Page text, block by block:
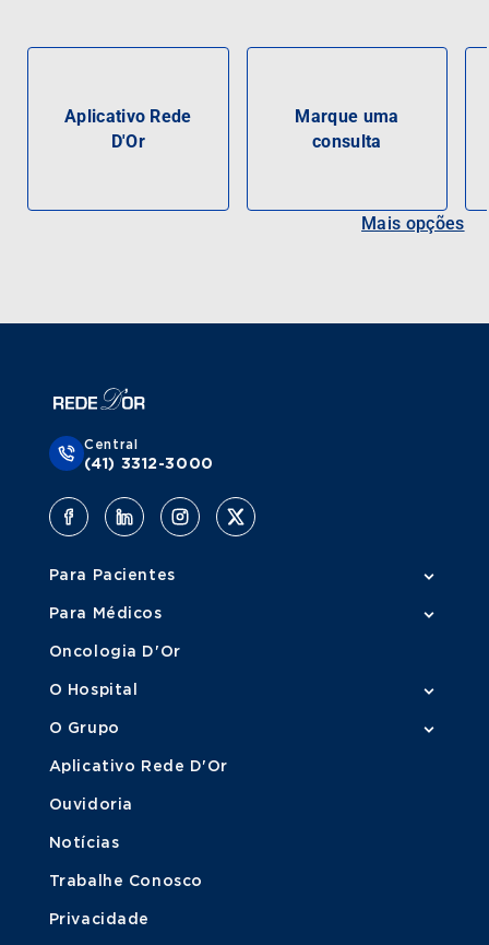
Aplicativo Rede
D'Or
Marque uma
consulta
Mais opções
Central
(41) 3312-3000
Para Pacientes
Para Médicos
Oncologia D'Or
O Hospital
O Grupo
Aplicativo Rede D'Or
Ouvidoria
Notícias
Trabalhe Conosco
Privacidade